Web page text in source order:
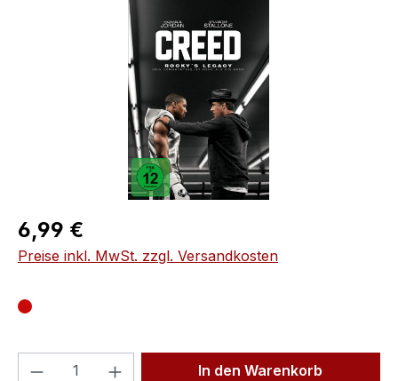
Bildergalerie überspringen
Regulärer Preis:
6,99 €
Preise inkl. MwSt. zzgl. Versandkosten
Produkt Anzahl: Gib denIn den Warenkorb